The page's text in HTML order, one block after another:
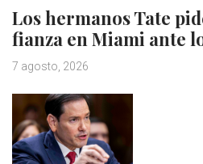
Los hermanos Tate
fianza en Miami ante
7 agosto, 2026